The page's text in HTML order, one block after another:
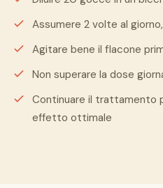
Assumere 2 volte al
Agitare bene il flacone
Non superare la dose
Continuare il trattamento
effetto ottimale